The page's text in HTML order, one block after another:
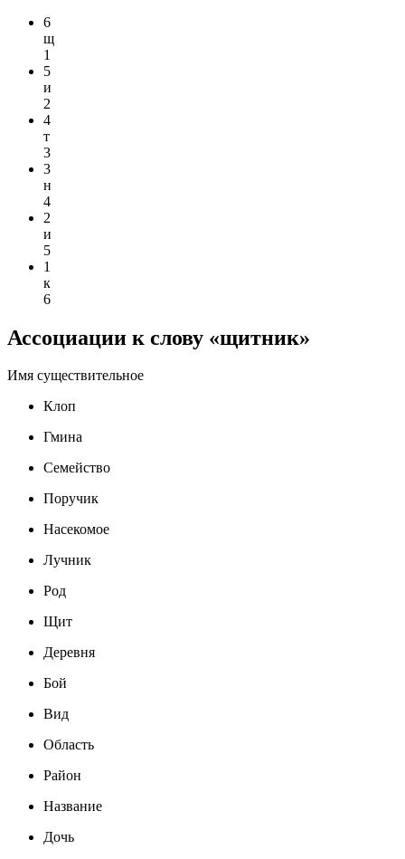
6
щ
1
5
и
2
4
т
3
3
н
4
2
и
5
1
к
6
Ассоциации к слову «щитник»
Имя существительное
Клоп
Гмина
Семейство
Поручик
Насекомое
Лучник
Род
Щит
Деревня
Бой
Вид
Область
Район
Название
Дочь